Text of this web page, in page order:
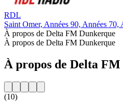
RDL
Saint Omer, Années 90, Années 70,
À propos de Delta FM Dunkerque
À propos de Delta FM Dunkerque
À propos de Delta
(10)